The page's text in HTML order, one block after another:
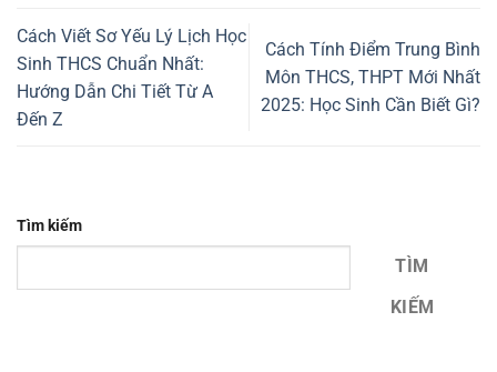
Cách Viết Sơ Yếu Lý Lịch Học
Sinh THCS Chuẩn Nhất:
Hướng Dẫn Chi Tiết Từ A
Đến Z
Cách Tính Điểm Trung Bình
Môn THCS, THPT Mới Nhất
2025: Học Sinh Cần Biết Gì?
Tìm kiếm
TÌM
KIẾM